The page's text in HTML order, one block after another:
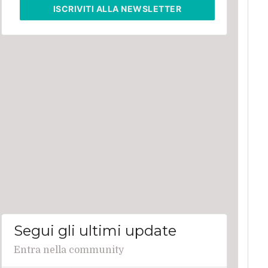
ISCRIVITI ALLA NEWSLETTER
Segui gli ultimi update
Entra nella community